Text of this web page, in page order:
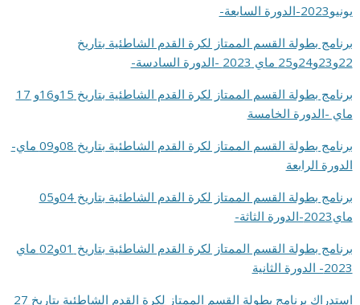
يونيو2023-الدورة السابعة-
برنامج بطولة القسم الممتاز لكرة القدم الشاطئية بتاريخ
22و23و24و25 ماي 2023 -الدورة السادسة-
برنامج بطولة القسم الممتاز لكرة القدم الشاطئية بتاريخ 15و16و 17
ماي -الدورة الخامسة
برنامج بطولة القسم الممتاز لكرة القدم الشاطئية بتاريخ 08و09 ماي-
الدورة الرابعة
برنامج بطولة القسم الممتاز لكرة القدم الشاطئية بتاريخ 04و05
ماي2023-الدورة الثاثة-
برنامج بطولة القسم الممتاز لكرة القدم الشاطئية بتاريخ 01و02 ماي
2023- الدورة الثانية
استدراك برنامج بطولة القسم الممتاز لكرة القدم الشاطئية بتاريخ 27